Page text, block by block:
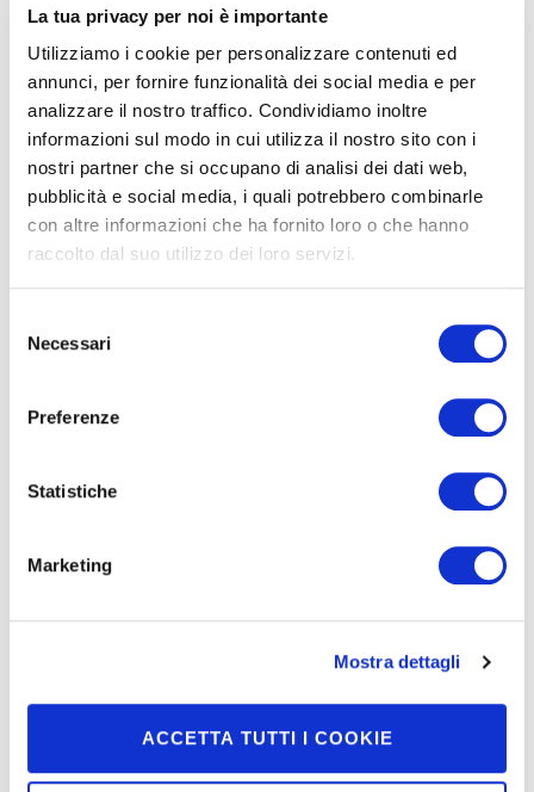
La tua privacy per noi è importante
Utilizziamo i cookie per personalizzare contenuti ed
annunci, per fornire funzionalità dei social media e per
analizzare il nostro traffico. Condividiamo inoltre
informazioni sul modo in cui utilizza il nostro sito con i
nostri partner che si occupano di analisi dei dati web,
pubblicità e social media, i quali potrebbero combinarle
con altre informazioni che ha fornito loro o che hanno
raccolto dal suo utilizzo dei loro servizi.
delNecessari
Preferenze
Statistiche
Marketing
Mostra dettagli
ACCETTA TUTTI I COOKIE
Identikit dei rollators: 6 caratteristiche
settantenni la percentuale di cadute oscilla tra il 32 e il
42%. Un dato davvero rilevante a cui …
CONTINUA